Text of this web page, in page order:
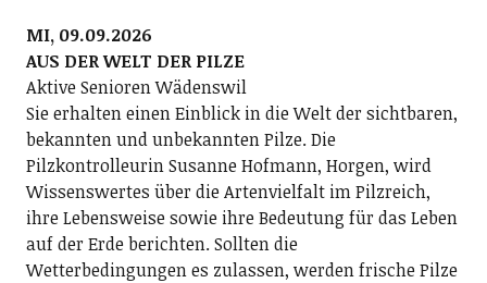
MI, 09.09.2026
AUS DER WELT DER PILZE
Aktive Senioren Wädenswil
Sie erhalten einen Einblick in die Welt der sichtbaren,
bekannten und unbekannten Pilze. Die
Pilzkontrolleurin Susanne Hofmann, Horgen, wird
Wissenswertes über die Artenvielfalt im Pilzreich,
ihre Lebensweise sowie ihre Bedeutung für das Leben
auf der Erde berichten. Sollten die
Wetterbedingungen es zulassen, werden frische Pilze